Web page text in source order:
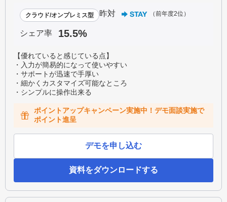
クラウド/オンプレミス型 昨対 （前年度2位）
シェア率 15.5%
【優れていると感じている点】
・入力が簡易的になって使いやすい
・サポートが迅速で手厚い
・細かくカスタマイズ可能なところ
・シンプルに操作出来る
ポイントアップキャンペーン実施中！デモ面談実施で
ポイント進呈
デモを申し込む
資料をダウンロードする